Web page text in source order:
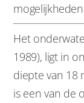
mogelijkheden
Het
1989), ligt in
diepte van 18
is een van de